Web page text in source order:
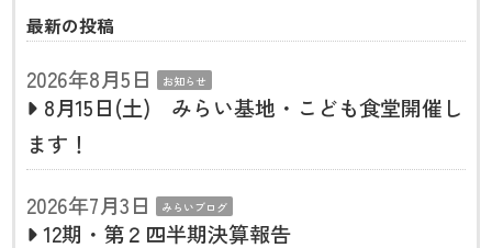
最新の投稿
2026年8月5日 お知らせ
8月15日(土) みらい基地・こども食堂開催し
ます！
2026年7月3日
みらいブログ
12期・第２四半期決算報告